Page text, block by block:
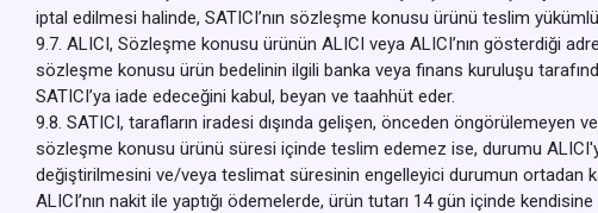
iptal edilmesi halinde, SATICI’nın sözleşme konusu ürünü teslim
9.7. ALICI, Sözleşme konusu ürünün ALICI veya ALICI’nın gösterdiği
sözleşme konusu ürün bedelinin ilgili banka veya finans kuruluşu
SATICI’ya iade edeceğini kabul, beyan ve taahhüt eder.
9.8. SATICI, tarafların iradesi dışında gelişen, önceden öngörülemeyen
sözleşme konusu ürünü süresi içinde teslim edemez ise, durumu
değiştirilmesini ve/veya teslimat süresinin engelleyici durumun ortadan
ALICI’nın nakit ile yaptığı ödemelerde, ürün tutarı 14 gün içinde